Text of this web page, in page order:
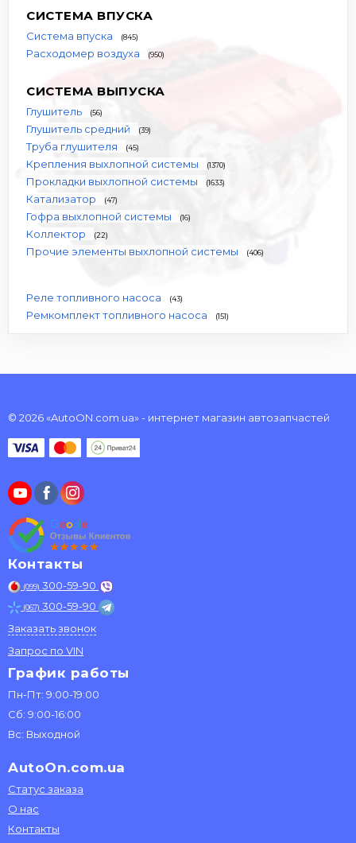
СИСТЕМА ВПУСКА
Система впуска (845)
Расходомер воздуха (950)
СИСТЕМА ВЫПУСКА
Глушитель (56)
Глушитель средний (39)
Труба глушителя (45)
Крепления выхлопной системы (1370)
Прокладки выхлопной системы (1633)
Катализатор (47)
Гофра выхлопной системы (16)
Коллектор (22)
Прочие элементы выхлопной системы (406)
Реле топливного насоса (43)
Ремкомплект топливного насоса (151)
© 2026 «AutoON.com.ua» - интернет магазин автозапчастей
Контакты
(099) 300-59-90
(067) 300-59-90
Заказать звонок
Запрос по VIN
График работы
Пн-Пт: 9:00-19:00
Сб: 9:00-16:00
Вс: Выходной
AutoOn.com.ua
Статус заказа
О нас
Контакты